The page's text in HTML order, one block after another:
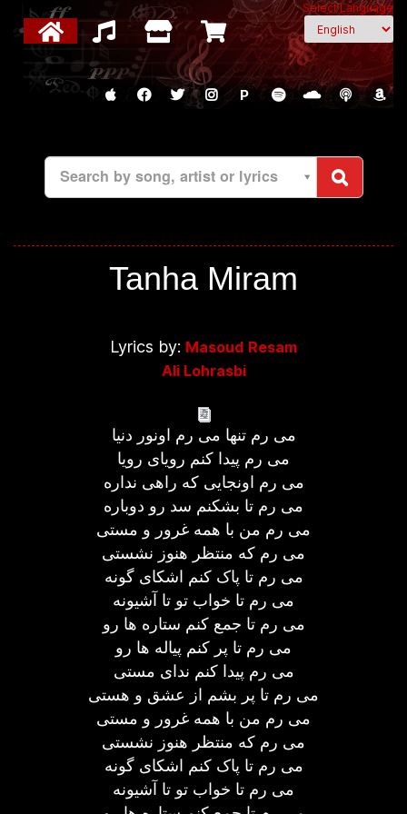
Select Language
P
Search by song, artist or lyrics
Tanha Miram
Lyrics by: Masoud Resam
Ali Lohrasbi
می رم تنها می رم اونور دنیا
می رم پیدا کنم رویای رویا
می رم اونجایی که راهی نداره
می رم تا بشکنم سد رو دوباره
می رم من با همه غرور و مستی
می رم که منتظر هنوز نشستی
می رم تا پاک کنم اشکای گونه
می رم تا خواب تو تا آشیونه
می رم تا جمع کنم ستاره ها رو
می رم تا پر کنم پیاله ها رو
می رم پیدا کنم ندای مستی
می رم تا پر بشم از عشق و هستی
می رم من با همه غرور و مستی
می رم که منتظر هنوز نشستی
می رم تا پاک کنم اشکای گونه
می رم تا خواب تو تا آشیونه